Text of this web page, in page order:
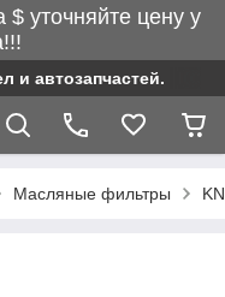
$ уточняйте цену у
и автозапчастей.
Масляные фильтры